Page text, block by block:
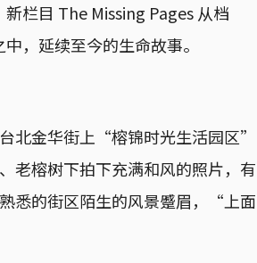
栏目 The Missing Pages 从档
，延续至今的生命故事。
北金华街上“榕锦时光生活园区”
老榕树下拍下充满和风的照片，有
悉的街区陌生的风景蹙眉，“上面